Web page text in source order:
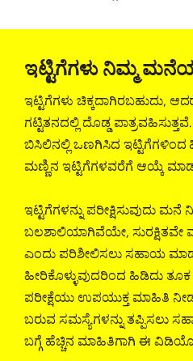
ಇಟ್ಟಿಗೆಗಳು ನಿಮ್ಮ
ಇಟ್ಟಿಗೆಗಳು ಚಿಕ್ಕದಾಗಿರಬಹುದು,
ಗಟ್ಟಿತನದಲ್ಲಿ ದೊಡ್ಡ
ಬಿಸಿಲಿನಲ್ಲಿ ಒಣಗಿಸಿದ ಇಟ್ಟಿಗೆಗಳಿಂದ
ಮಣ್ಣಿನ ಇಟ್ಟಿಗೆಗಳವರೆಗೆ ಆಯ್ಕೆ
ಇಟ್ಟಿಗೆಗಳನ್ನು ಪರೀಕ್ಷಿಸುವುದು
ಬಲಶಾಲಿಯಾಗಿವೆಯೇ, ಸುರಕ್ಷಿತವೇ
ಎಂದು ಪರಿಶೀಲಿಸಲು ಸಹಾಯ
ಹೀರಿಕೊಳ್ಳುವುದರಿಂದ ಹಿಡಿದು
ಪರೀಕ್ಷೆಯು ಉಪಯುಕ್ತ ಮಾಹಿತಿ
ಬರುವ ಸಮಸ್ಯೆಗಳನ್ನು ತಪ್ಪಿಸಲು
ಬಗ್ಗೆ ಹೆಚ್ಚಿನ ಮಾಹಿತಿಗಾಗಿ ಈ